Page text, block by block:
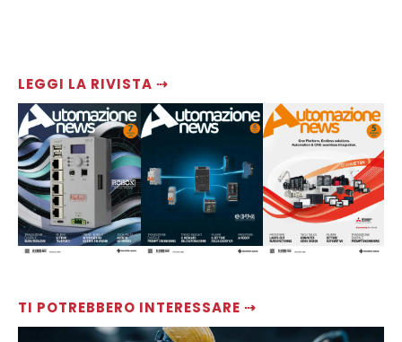
LEGGI LA RIVISTA ⇢
TI POTREBBERO INTERESSARE ⇢